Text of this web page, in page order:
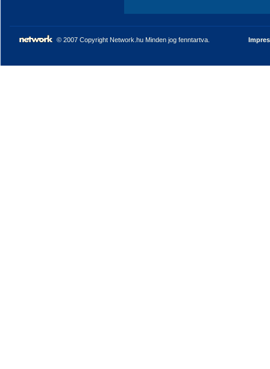
© 2007 Copyright Network.hu Minden jog fenntartva.